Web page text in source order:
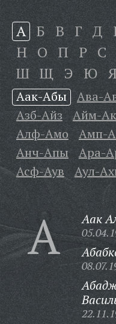
А Б В Г Д
Н О П Р С
Ш Щ Э Ю
Аак-Абы Ава-
Азб-Айз
Айм-
Алф-Амо
Амп-
Анч-Апы
Ара-
Асф-Аув
Аул-
А Аак